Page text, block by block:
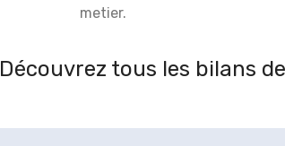
metier.
Découvrez tous les bilans